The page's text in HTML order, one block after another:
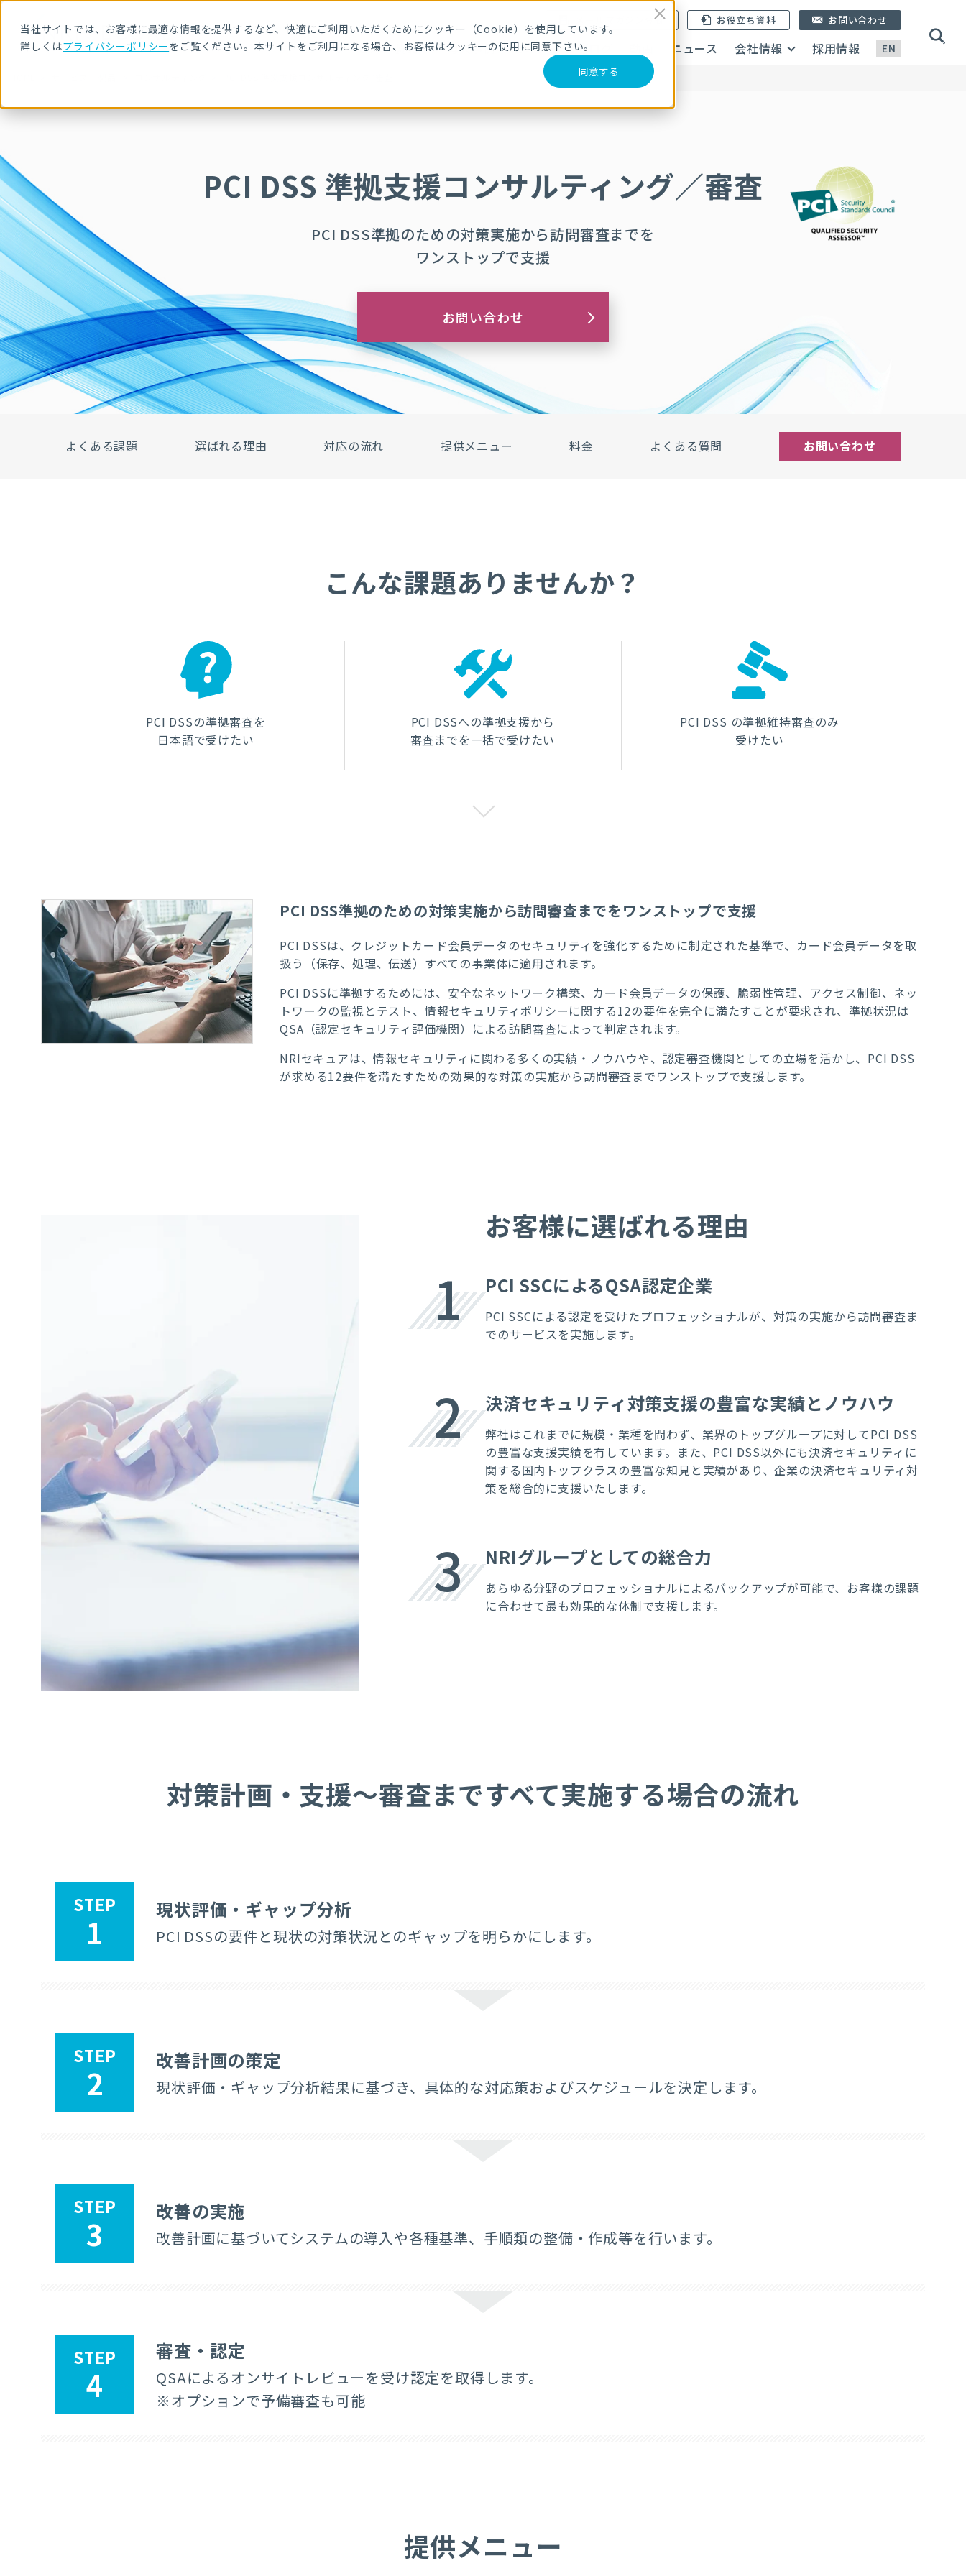
当社サイトでは、お客様に最適な情報を提供するなど、快適にご利用いただくためにクッキー（Cookie）を使用しています。
詳しくはプライバシーポリシーをご覧ください。本サイトをご利用になる場合、お客様はクッキーの使用に同意下さい。
同意する
EN
メールマガジン登録 お役立ち資料
サービス・製品 導入事例 セミナー ブログ ニュース 会社情報 採用情報
お問い合わせ
PCI DSS 準拠支援コンサルティング／審査
PCI DSS準拠のための対策実施から訪問審査までを
ワンストップで支援
お問い合わせ
よくある課題 選ばれる理由 対応の流れ 提供メニュー 料金 よくある質問 お問い合わせ
こんな課題ありませんか？
PCI DSSの準拠審査を
日本語で受けたい
PCI DSSへの準拠支援から
審査までを一括で受けたい
PCI DSS の準拠維持審査のみ
受けたい
PCI DSS準拠のための対策実施から訪問審査までをワンストップで支援
PCI DSSは、クレジットカード会員データのセキュリティを強化するために制定された基準で、カード会員データを取
扱う（保存、処理、伝送）すべての事業体に適用されます。
PCI DSSに準拠するためには、安全なネットワーク構築、カード会員データの保護、脆弱性管理、アクセス制御、ネッ
トワークの監視とテスト、情報セキュリティポリシーに関する12の要件を完全に満たすことが要求され、準拠状況は
QSA（認定セキュリティ評価機関）による訪問審査によって判定されます。
NRIセキュアは、情報セキュリティに関わる多くの実績・ノウハウや、認定審査機関としての立場を活かし、PCI DSS
が求める12要件を満たすための効果的な対策の実施から訪問審査までワンストップで支援します。
お客様に選ばれる理由
1 PCI SSCによるQSA認定企業
PCI SSCによる認定を受けたプロフェッショナルが、対策の実施から訪問審査ま
でのサービスを実施します。
2 決済セキュリティ対策支援の豊富な実績とノウハウ
弊社はこれまでに規模・業種を問わず、業界のトップグループに対してPCI DSS
の豊富な支援実績を有しています。また、PCI DSS以外にも決済セキュリティに
関する国内トップクラスの豊富な知見と実績があり、企業の決済セキュリティ対
策を総合的に支援いたします。
3 NRIグループとしての総合力
あらゆる分野のプロフェッショナルによるバックアップが可能で、お客様の課題
に合わせて最も効果的な体制で支援します。
対策計画・支援～審査まですべて実施する場合の流れ
STEP
1
現状評価・ギャップ分析
PCI DSSの要件と現状の対策状況とのギャップを明らかにします。
STEP
2
改善計画の策定
現状評価・ギャップ分析結果に基づき、具体的な対応策およびスケジュールを決定します。
STEP
3
改善の実施
改善計画に基づいてシステムの導入や各種基準、手順類の整備・作成等を行います。
STEP
4
審査・認定
QSAによるオンサイトレビューを受け認定を取得します。
※オプションで予備審査も可能
提供メニュー